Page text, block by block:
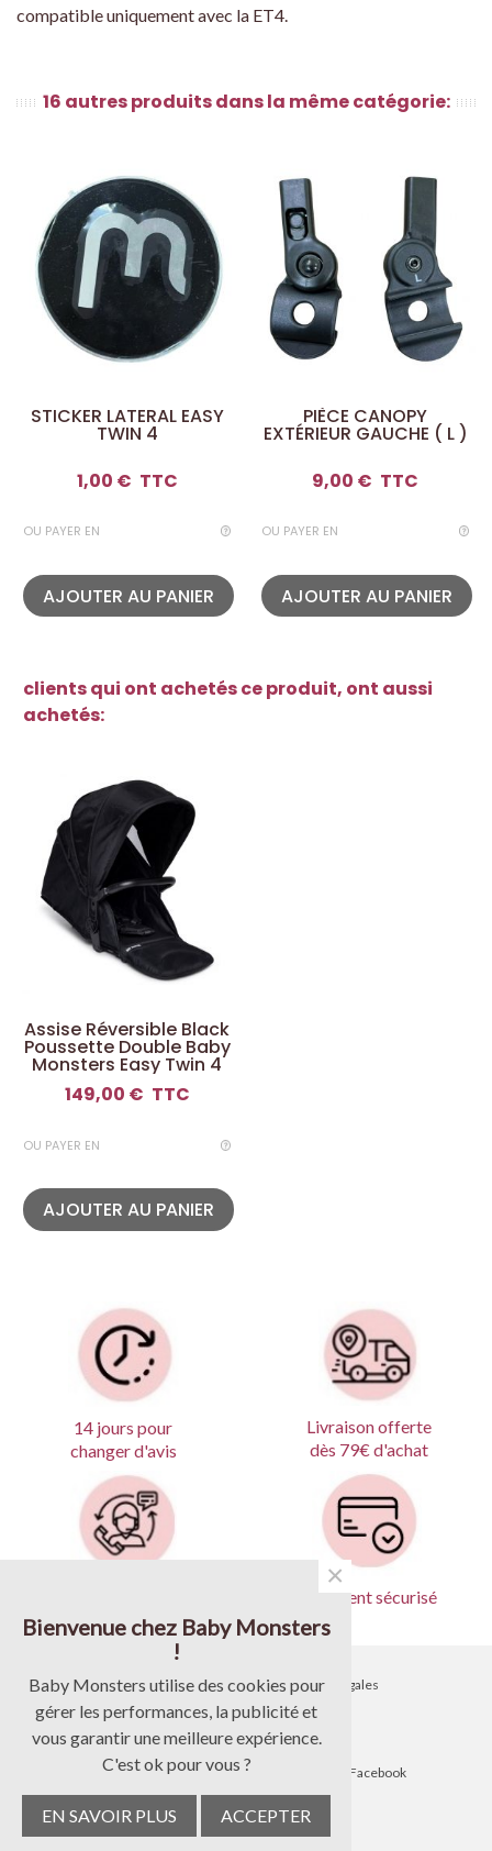
compatible uniquement avec la ET4.
16 autres produits dans la même catégorie:
STICKER LATERAL EASY
TWIN 4
1,00 € TTC
OU PAYER EN
AJOUTER AU PANIER
PIÈCE CANOPY
EXTÉRIEUR GAUCHE ( L )
9,00 € TTC
OU PAYER EN
AJOUTER AU PANIER
clients qui ont achetés ce produit, ont aussi
achetés:
Assise Réversible Black
Poussette Double Baby
Monsters Easy Twin 4
149,00 € TTC
OU PAYER EN
AJOUTER AU PANIER
14 jours pour
changer d'avis
Livraison offerte
dès 79€ d'achat
Paiement sécurisé
•Contactez-nous
Livraison
Blog
•Mentions légales
• Suivez-nous sur Facebook
Bienvenue chez Baby Monsters
!
Baby Monsters utilise des cookies pour
gérer les performances, la publicité et
vous garantir une meilleure expérience.
C'est ok pour vous ?
EN SAVOIR PLUS ACCEPTER
×